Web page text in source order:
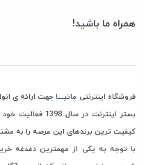
همراه ما باشید!
فروشگاه اینترنتی ماتیــــا جهت ارائه ی
بستر اینترنت
کیفیت ترین برندهای این عرصه را به
با توجه به یکی از مهمترین دغدغه